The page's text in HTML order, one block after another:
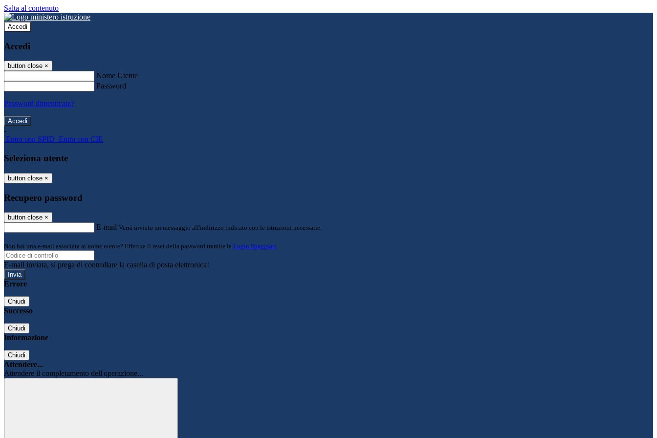
Salta al contenuto
Accedi
Accedi
button close ×
Nome Utente
Password
Password dimenticata?
-
Entra con SPID Entra con CIE
Seleziona utente
button close ×
Recupero password
button close ×
E-mail Verrà inviato un messaggio all'indirizzo indicato con le istruzioni necessarie.
Non hai una e-mail associata al nome utente? Effettua il reset della password tramite la Login Spaggiari
E-mail inviata, si prega di controllare la casella di posta elettronica!
Errore
Chiudi
Successo
Chiudi
Informazione
Chiudi
Attendere...
Attendere il completamento dell'operazione...